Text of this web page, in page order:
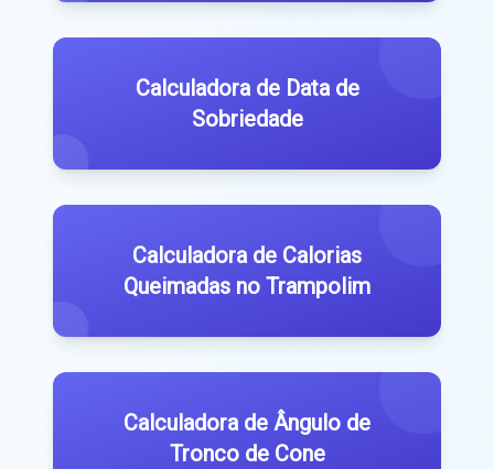
Calculadora de Data de
Sobriedade
Calculadora de Calorias
Queimadas no Trampolim
Calculadora de Ângulo de
Tronco de Cone